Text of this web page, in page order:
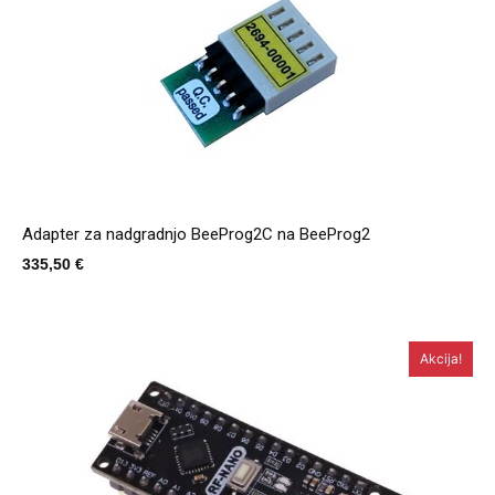
Adapter za nadgradnjo BeeProg2C na BeeProg2
335,50 €
Akcija!